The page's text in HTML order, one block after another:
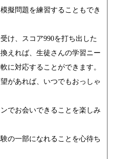
擬問題を練習することもでき
け、スコア990を打ち出した
えれば、生徒さんの学習ニー
に対応することができます。
があれば、いつでもおっしゃ
でお会いできることを楽しみ
の一部になれることを心待ち